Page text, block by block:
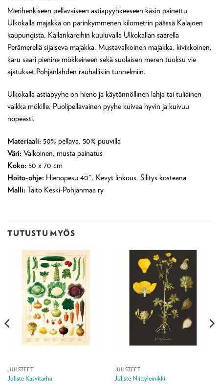
Merihenkiseen pellavaiseen astiapyyhkeeseen käsin painettu
Ulkokalla majakka on parinkymmenen kilometrin päässä Kalajoen
kaupungista, Kallankareihin kuuluvalla Ulkokallan saarella
Perämerellä sijaiseva majakka. Mustavalkoinen majakka, kivikkoinen,
karu saari pienine mökkeineen sekä suolaisen meren tuoksu vie
ajatukset Pohjanlahden rauhallisiin tunnelmiin.
Ulkokalla astiapyyhe on hieno ja käytännöllinen lahja tai tuliainen
vaikka mökille. Puolipellavainen pyyhe kuivaa hyvin ja kuivuu
nopeasti.
Materiaali: 50% pellava, 50% puuvilla
Väri: Valkoinen, musta painatus
Koko: 50 x 70 cm
Hoito-ohje: Hienopesu 40°. Kevyt linkous. Silitys kosteana
Malli: Taito Keski-Pohjanmaa ry
TUTUSTU MYÖS
JULISTEET
Juliste Kasvitarha
JULISTEET
Juliste Niittyleinikki